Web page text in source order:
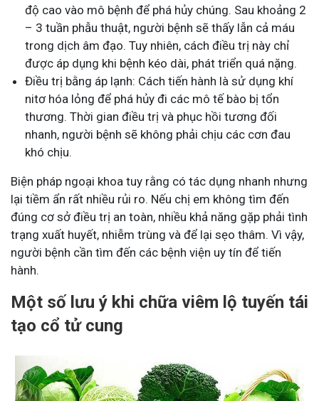
độ cao vào mô bệnh để phá hủy chúng. Sau khoảng 2
– 3 tuần phẫu thuật, người bệnh sẽ thấy lẫn cả máu
trong dịch âm đạo. Tuy nhiên, cách điều trị này chỉ
được áp dụng khi bệnh kéo dài, phát triển quá nặng.
Điều trị bằng áp lạnh: Cách tiến hành là sử dụng khí
nitơ hóa lỏng để phá hủy đi các mô tế bào bị tổn
thương. Thời gian điều trị và phục hồi tương đối
nhanh, người bệnh sẽ không phải chịu các cơn đau
khó chịu.
Biện pháp ngoại khoa tuy rằng có tác dụng nhanh nhưng
lại tiềm ẩn rất nhiều rủi ro. Nếu chị em không tìm đến
đúng cơ sở điều trị an toàn, nhiều khả năng gặp phải tình
trạng xuất huyết, nhiễm trùng và để lại sẹo thâm. Vì vậy,
người bệnh cần tìm đến các bệnh viện uy tín để tiến
hành.
Một số lưu ý khi chữa viêm lộ tuyến tái
tạo cổ tử cung